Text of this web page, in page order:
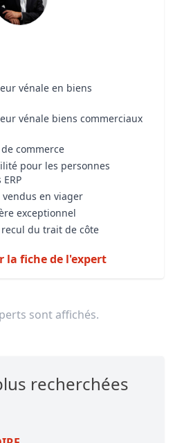
vénale en biens
vénale biens commerciaux
commerce
pour les personnes
en viager
exceptionnel
du trait de côte
la fiche de l'expert
sont affichés.
recherchées